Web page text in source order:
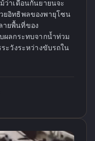
ว่าเดือนกันยายนจะ
ยอิทธิพลของพายุโซน
ายพื้นที่ของ
ผลกระทบจากน้ำท่วม
ะวังระหว่างขับรถใน